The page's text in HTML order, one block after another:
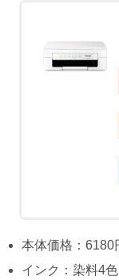
本体価格：
インク：染料